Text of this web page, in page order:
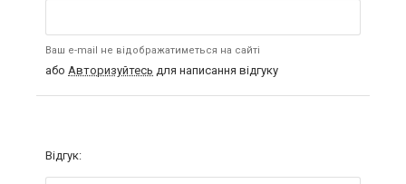
Ваш e-mail не відображатиметься на сайті
або Авторизуйтесь для написання відгуку
Відгук: